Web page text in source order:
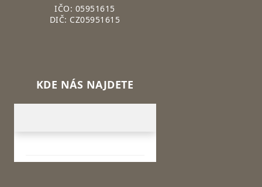
IČO: 05951615
DIČ: CZ05951615
KDE NÁS NAJDETE